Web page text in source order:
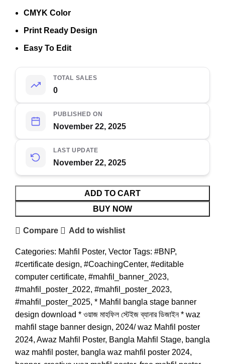
CMYK Color
Print Ready Design
Easy To Edit
TOTAL SALES
0
PUBLISHED ON
November 22, 2025
LAST UPDATE
November 22, 2025
ADD TO CART
BUY NOW
Compare Add to wishlist
Categories: Mahfil Poster, Vector Tags: #BNP,
#certificate design, #CoachingCenter, #editable
computer certificate, #mahfil_banner_2023,
#mahfil_poster_2022, #mahfil_poster_2023,
#mahfil_poster_2025, * Mahfil bangla stage banner
design download * ওয়াজ মাহফিল স্টেইজ ব্যানার ডিজাইন * waz
mahfil stage banner design, 2024/ waz Mahfil poster
2024, Awaz Mahfil Poster, Bangla Mahfil Stage, bangla
waz mahfil poster, bangla waz mahfil poster 2024,